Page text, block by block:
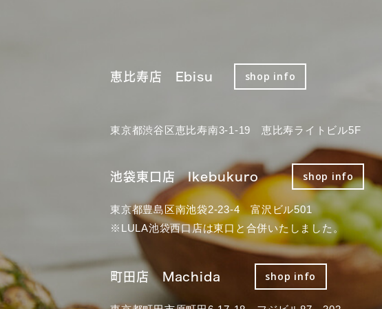
恵比寿店 Ebisu shop info
東京都渋谷区恵比寿南3-1-19 恵比寿ライトビル5F
池袋東口店 Ikebukuro shop info
東京都豊島区南池袋2-23-4 富沢ビル501
※LULA池袋西口店は東口と合併いたしました。
町田店 Machida shop info